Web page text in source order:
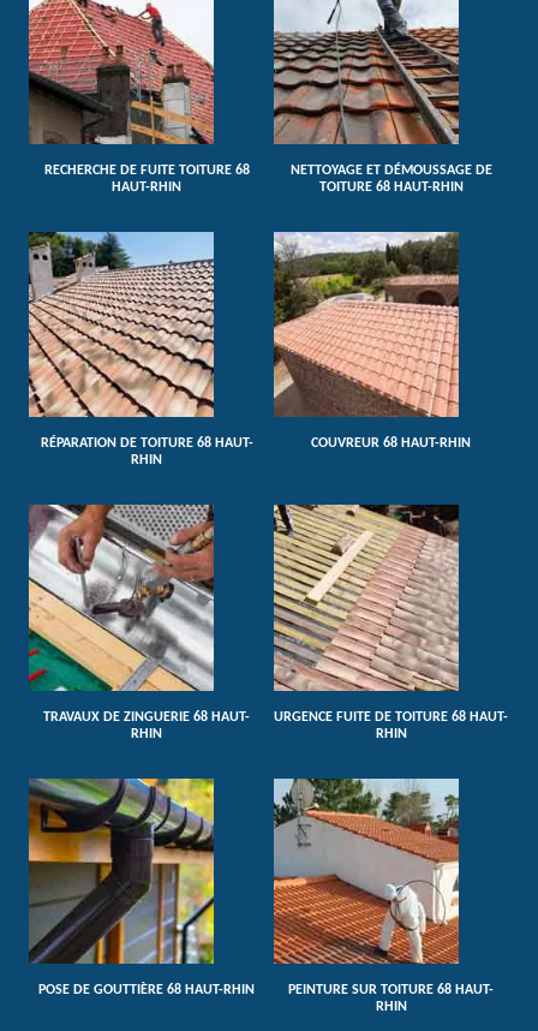
RECHERCHE DE FUITE TOITURE 68
HAUT-RHIN
NETTOYAGE ET DÉMOUSSAGE DE
TOITURE 68 HAUT-RHIN
RÉPARATION DE TOITURE 68 HAUT-
RHIN
COUVREUR 68 HAUT-RHIN
TRAVAUX DE ZINGUERIE 68 HAUT-
RHIN
URGENCE FUITE DE TOITURE 68 HAUT-
RHIN
POSE DE GOUTTIÈRE 68 HAUT-RHIN
PEINTURE SUR TOITURE 68 HAUT-
RHIN